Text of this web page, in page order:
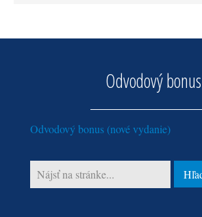
Odvodový bonus
Odvodový bonus (nové vydanie)